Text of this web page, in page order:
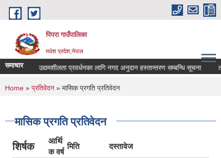
Skip to main content
पिपरा गाउँपालिका
मधेश प्रदेश,नेपाल
समाचारतथा उद्यमशीलता प्रवर्धनका लागि नगद अनुदान हस्तान्तरण सम्बन्धि सूचना
You are here
Home » प्रतिवेदन » मासिक प्रगति प्रतिवेदन
मासिक प्रगति प्रतिवेदन
शिर्षक
आर्थि
क वर्ष
मिति दस्तावेज